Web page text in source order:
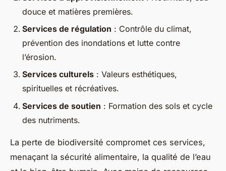
douce et matières premières.
Services de régulation : Contrôle du climat,
prévention des inondations et lutte contre
l’érosion.
Services culturels : Valeurs esthétiques,
spirituelles et récréatives.
Services de soutien : Formation des sols et cycle
des nutriments.
La perte de biodiversité compromet ces services,
menaçant la sécurité alimentaire, la qualité de l’eau